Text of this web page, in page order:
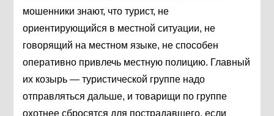
мошенники знают, что турист, не
ориентирующийся в местной ситуации, не
говорящий на местном языке, не способен
оперативно привлечь местную полицию. Главный
их козырь — туристической группе надо
отправляться дальше, и товарищи по группе
охотнее сбросятся для пострадавшего, если